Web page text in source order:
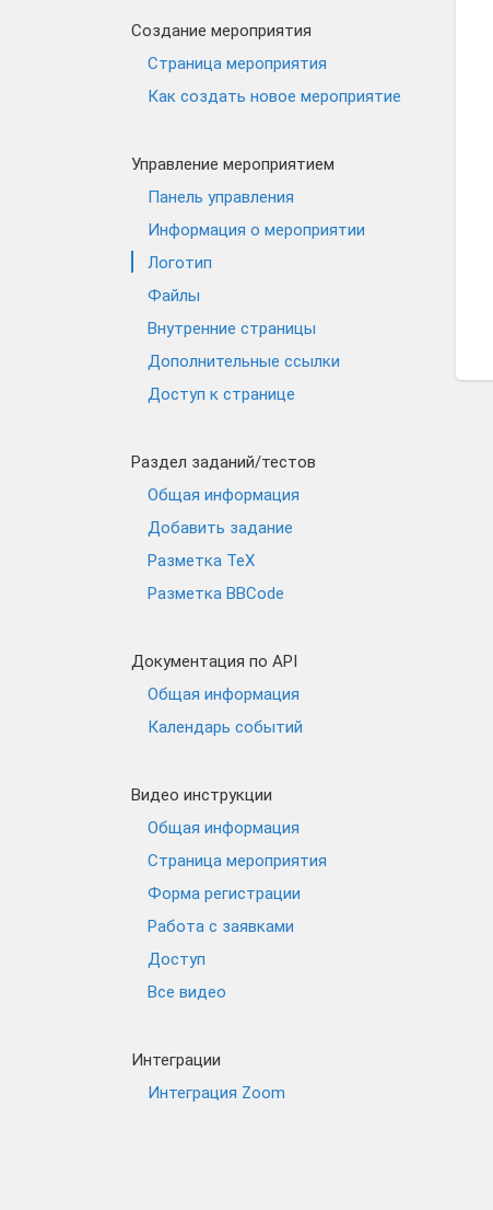
Создание мероприятия
Страница мероприятия
Как создать новое мероприятие
Управление мероприятием
Панель управления
Информация о мероприятии
Логотип
Файлы
Внутренние страницы
Дополнительные ссылки
Доступ к странице
Раздел заданий/тестов
Общая информация
Добавить задание
Разметка TeX
Разметка BBCode
Документация по API
Общая информация
Календарь событий
Видео инструкции
Общая информация
Страница мероприятия
Форма регистрации
Работа с заявками
Доступ
Все видео
Интеграции
Интеграция Zoom